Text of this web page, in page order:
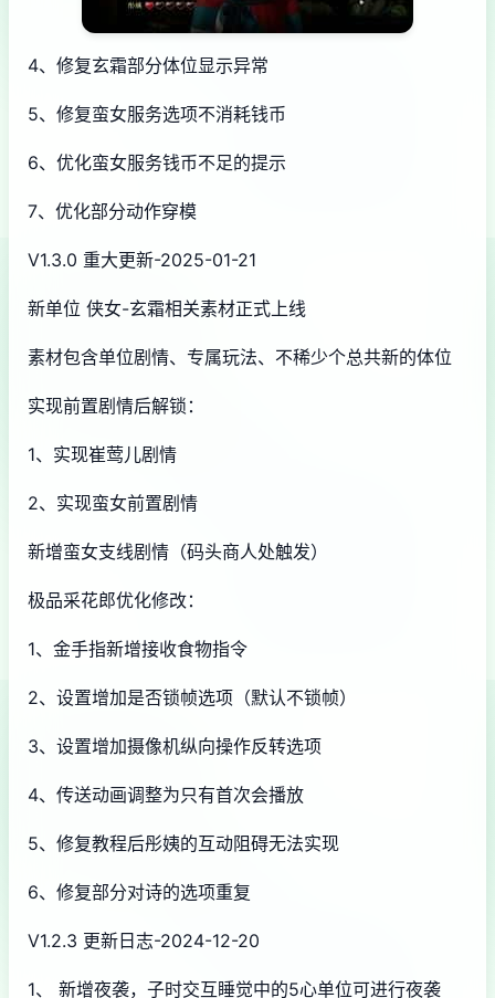
4、修复玄霜部分体位显示异常
5、修复蛮女服务选项不消耗钱币
6、优化蛮女服务钱币不足的提示
7、优化部分动作穿模
V1.3.0 重大更新-2025-01-21
新单位 侠女-玄霜相关素材正式上线
素材包含单位剧情、专属玩法、不稀少个总共新的体位
实现前置剧情后解锁：
1、实现崔莺儿剧情
2、实现蛮女前置剧情
新增蛮女支线剧情（码头商人处触发）
极品采花郎优化修改：
1、金手指新增接收食物指令
2、设置增加是否锁帧选项（默认不锁帧）
3、设置增加摄像机纵向操作反转选项
4、传送动画调整为只有首次会播放
5、修复教程后彤姨的互动阻碍无法实现
6、修复部分对诗的选项重复
V1.2.3 更新日志-2024-12-20
1、 新增夜袭，子时交互睡觉中的5心单位可进行夜袭